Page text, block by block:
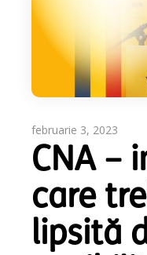
februarie 3, 2023
CNA –
care
lipsită